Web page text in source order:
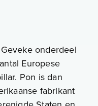
onderdeel
Europese
Pon is dan
fabrikant